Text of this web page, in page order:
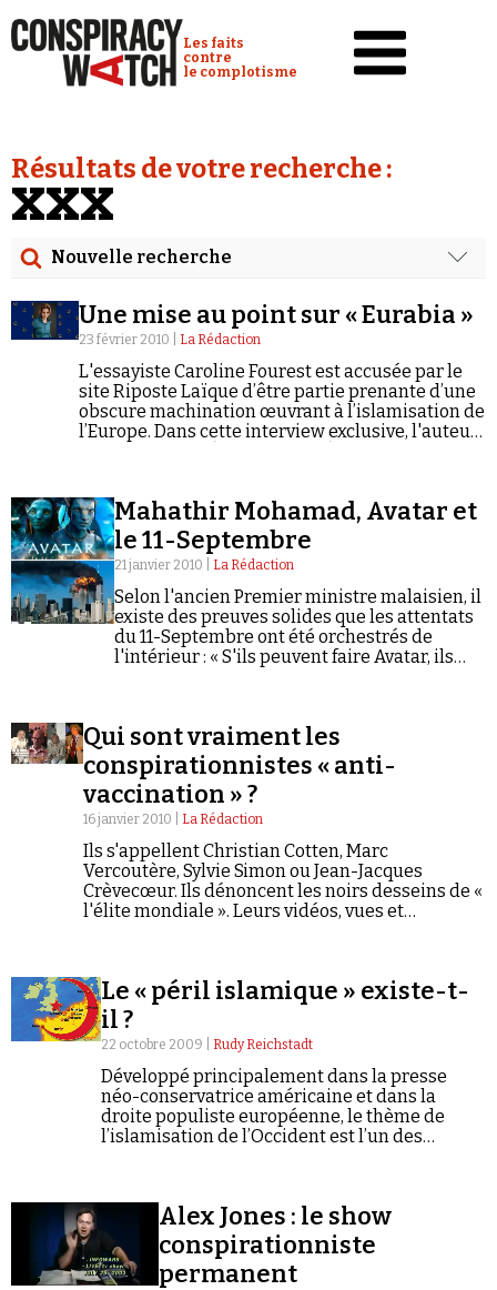
Conspiracy Watch :
Les faits
contre
le complotisme
Analyses
Vidéos
Émissions
Revues de presse
Newsletter
Faire un don
Se connecter
Résultats de votre recherche :
XXX
Nouvelle recherche
Date
Rechercher dans tous les contenus
Cibler votre recherche
Une mise au point sur « Eurabia »
23 février 2010 | La Rédaction
L'essayiste Caroline Fourest est accusée par le
site Riposte Laïque d’être partie prenante d’une
obscure machination œuvrant à l’islamisation de
l’Europe. Dans cette interview exclusive, l'auteur
par Bat Ye’Or.
Mahathir Mohamad, Avatar et
le 11-Septembre
21 janvier 2010 | La Rédaction
Selon l'ancien Premier ministre malaisien, il
existe des preuves solides que les attentats
du 11-Septembre ont été orchestrés de
l'intérieur : « S'ils peuvent faire Avatar, ils
Qui sont vraiment les
conspirationnistes « anti-
vaccination » ?
16 janvier 2010 | La Rédaction
Ils s'appellent Christian Cotten, Marc
Vercoutère, Sylvie Simon ou Jean-Jacques
Crèvecœur. Ils dénoncent les noirs desseins de «
l'élite mondiale ». Leurs vidéos, vues et
l'anti-vaccination ?
Le « péril islamique » existe-t-
il ?
22 octobre 2009 | Rudy Reichstadt
Développé principalement dans la presse
néo-conservatrice américaine et dans la
droite populiste européenne, le thème de
l’islamisation de l’Occident est l’un des
Alex Jones : le show
conspirationniste
permanent